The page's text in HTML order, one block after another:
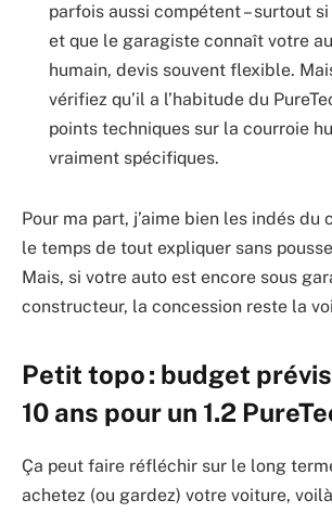
parfois aussi compétent – surtout
et que le garagiste connaît votre
humain, devis souvent flexible.
vérifiez qu’il a l’habitude du
points techniques sur la courroie
vraiment spécifiques.
Pour ma part, j’aime bien les indés du
le temps de tout expliquer sans
Mais, si votre auto est encore sous
constructeur, la concession reste la
Petit topo : budget
10 ans pour un 1.2
Ça peut faire réfléchir sur le long
achetez (ou gardez) votre voiture,